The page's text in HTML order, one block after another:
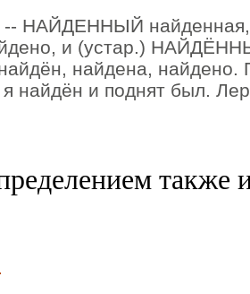
-- НАЙДЕННЫЙ найденная,
и (устар.)
найдена, найдено.
я найдён и поднят был.
также